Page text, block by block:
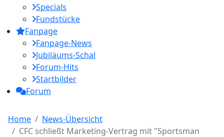
Specials
Fundstücke
Fanpage
Fanpage-News
Jubiläums-Schal
Forum-Hits
Startbilder
Forum
Home
News-Übersicht
CFC schließt Marketing-Vertrag mit "Sportsman